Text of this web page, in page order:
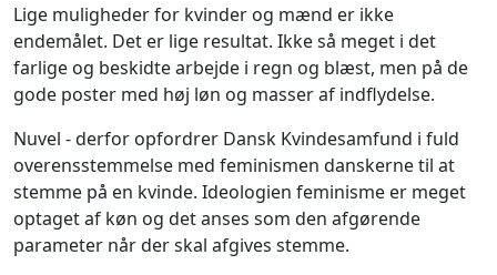
Lige muligheder for kvinder og mænd er ikke
endemålet. Det er lige resultat. Ikke så meget i det
farlige og beskidte arbejde i regn og blæst, men på de
gode poster med høj løn og masser af indflydelse.
Nuvel - derfor opfordrer Dansk Kvindesamfund i fuld
overensstemmelse med feminismen danskerne til at
stemme på en kvinde. Ideologien feminisme er meget
optaget af køn og det anses som den afgørende
parameter når der skal afgives stemme.